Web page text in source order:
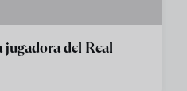
del Real